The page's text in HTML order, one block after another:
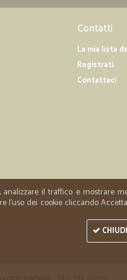
regolari servizio impeccabile e
Contatti
La mia lista
Registrati
Contattaci
il traffico e mostrare
l'uso dei cookie cliccando